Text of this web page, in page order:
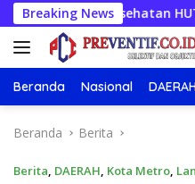
Langsung
ke
konten
Breaking News
Kesehatan HUT Ke-1
Beranda Nasional
Beranda Berita
Berita, DAERAH, Kota Metro,